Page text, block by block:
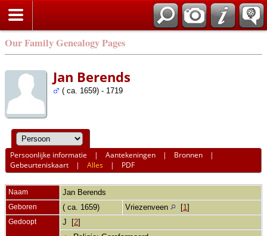
Our Family Genealogy Pages
Jan Berends
( ca. 1659) - 1719
Persoonlijke informatie |Aantekeningen | Bronnen |
Gebeurteniskaart |Alles | PDF
Naam Jan Berends
Geboren ( ca. 1659) Vriezenveen [1 ]
Gedoopt J [2]